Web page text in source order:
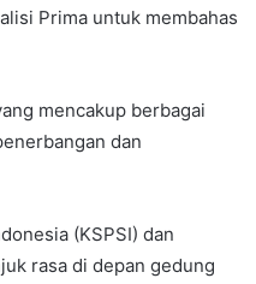
Prima untuk membahas
mencakup berbagai
dan
(KSPSI) dan
rasa di depan gedung